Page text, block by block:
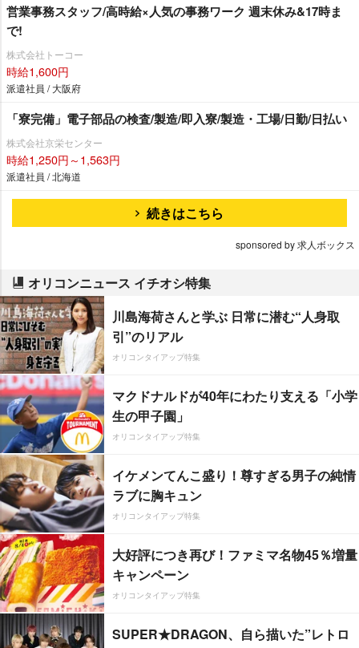
営業事務スタッフ/高時給×人気の事務ワーク 週末休み&17時ま
で!
株式会社トーコー
時給1,600円
派遣社員 / 大阪府
「寮完備」電子部品の検査/製造/即入寮/製造・工場/日勤/日払い
株式会社京栄センター
時給1,250円～1,563円
派遣社員 / 北海道
続きはこちら
sponsored by 求人ボックス
オリコンニュース イチオシ特集
川島海荷さんと学ぶ 日常に潜む“人身取
引”のリアル
オリコンタイアップ特集
マクドナルドが40年にわたり支える「小学
生の甲子園」
オリコンタイアップ特集
イケメンてんこ盛り！尊すぎる男子の純情
ラブに胸キュン
オリコンタイアップ特集
大好評につき再び！ファミマ名物45％増量
キャンペーン
オリコンタイアップ特集
SUPER★DRAGON、自ら描いた”レトロ